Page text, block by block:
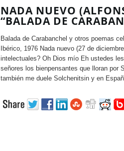
NADA NUEVO
“BALADA DE
Balada de Carabanchel y otros poemas
Ibérico, 1976 Nada nuevo (27 de
intelectuales? Oh Dios mío Eh ustedes
señores los bienpensantes que lloran por
también me duele Solchenitsin y en